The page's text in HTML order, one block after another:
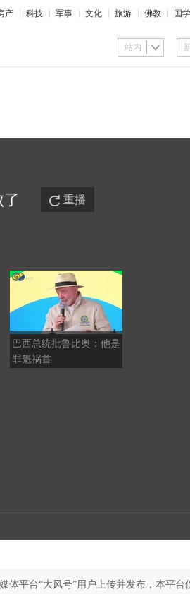
产 科技 军事 文化 旅游 佛教 国学
站内
了 重播
巴西总统批鲁比奥：他是
罪魁祸首
平台“大风号”用户上传并发布，本平台